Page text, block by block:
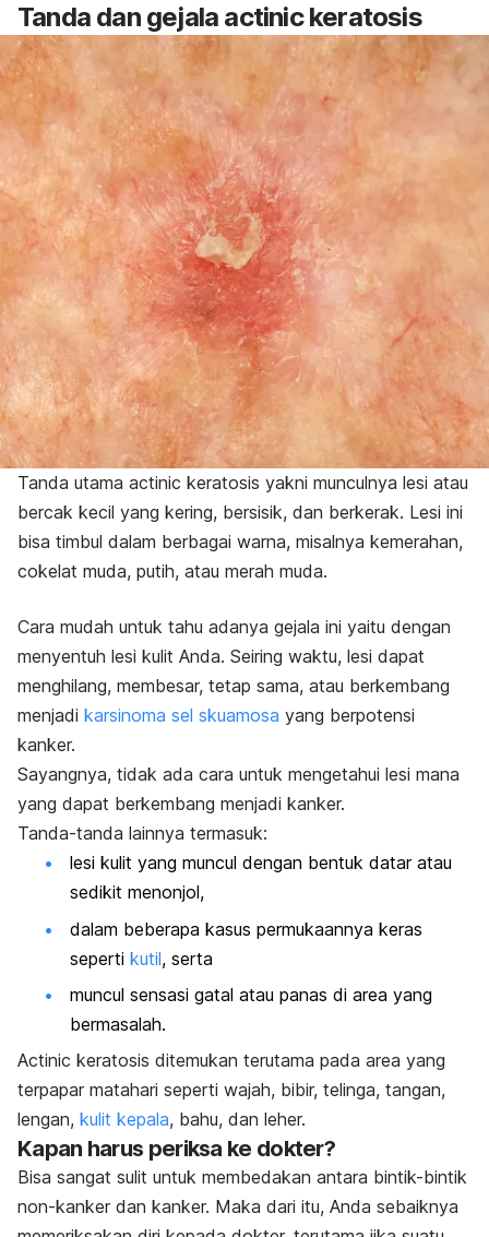
Tanda dan gejala actinic keratosis
Tanda utama actinic keratosis yakni munculnya lesi atau
bercak kecil yang kering, bersisik, dan berkerak. Lesi ini
bisa timbul dalam berbagai warna, misalnya kemerahan,
cokelat muda, putih, atau merah muda.
Cara mudah untuk tahu adanya gejala ini yaitu dengan
menyentuh lesi kulit Anda. Seiring waktu, lesi dapat
menghilang, membesar, tetap sama, atau berkembang
menjadi karsinoma sel skuamosa yang berpotensi
kanker.
Sayangnya, tidak ada cara untuk mengetahui lesi mana
yang dapat berkembang menjadi kanker.
Tanda-tanda lainnya termasuk:
lesi kulit yang muncul dengan bentuk datar atau
sedikit menonjol,
dalam beberapa kasus permukaannya keras
seperti kutil, serta
muncul sensasi gatal atau panas di area yang
bermasalah.
Actinic keratosis ditemukan terutama pada area yang
terpapar matahari seperti wajah, bibir, telinga, tangan,
lengan, kulit kepala, bahu, dan leher.
Kapan harus periksa ke dokter?
Bisa sangat sulit untuk membedakan antara bintik-bintik
non-kanker dan kanker. Maka dari itu, Anda sebaiknya